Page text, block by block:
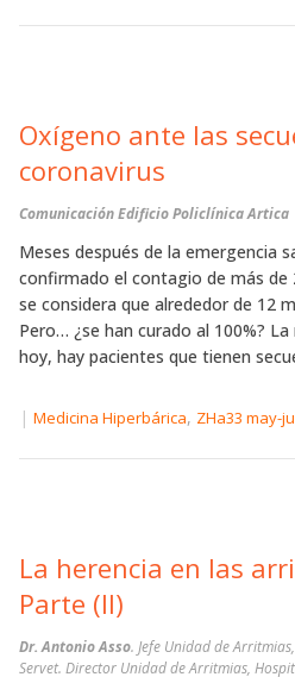
Oxígeno ante las
coronavirus
Comunicación Edificio Policlínica Artica
Meses después de la emergencia
confirmado el contagio de más de
se considera que alrededor de 12
Pero… ¿se han curado al 100%?
hoy, hay pacientes que tienen
| Medicina Hiperbárica, ZHa33 may-
La herencia en las
Parte (II)
Dr. Antonio Asso. Jefe Unidad de
Servet. Director Unidad de Arritmias,